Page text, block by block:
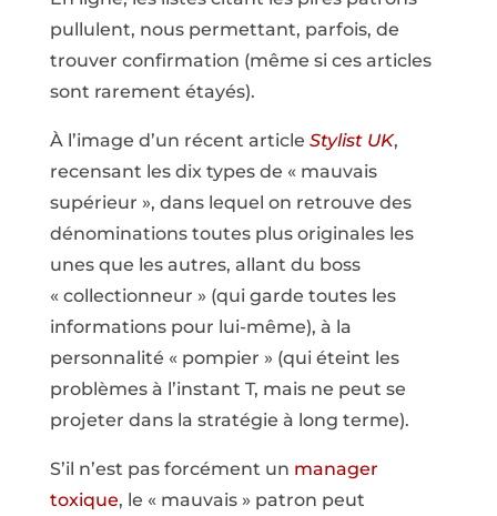
pullulent, nous permettant, parfois, de
trouver confirmation (même si ces articles
sont rarement étayés).
À l’image d’un récent article Stylist UK,
recensant les dix types de « mauvais
supérieur », dans lequel on retrouve des
dénominations toutes plus originales les
unes que les autres, allant du boss
« collectionneur » (qui garde toutes les
informations pour lui-même), à la
personnalité « pompier » (qui éteint les
problèmes à l’instant T, mais ne peut se
projeter dans la stratégie à long terme).
S’il n’est pas forcément un manager
toxique, le « mauvais » patron peut